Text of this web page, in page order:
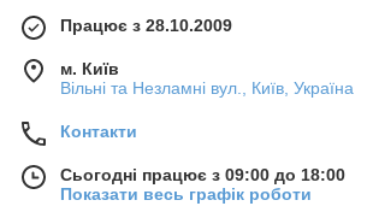
Працює з 28.10.2009
м. Київ
Вільні та Незламні вул., Київ, Україна
Контакти
Сьогодні працює з 09:00 до 18:00
Показати весь графік роботи